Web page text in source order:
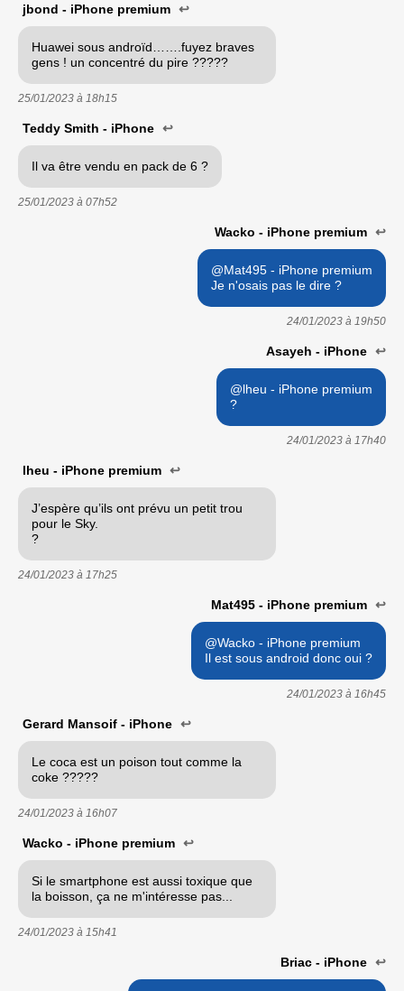
jbond - iPhone premium ↩
Huawei sous androïd…….fuyez braves
gens ! un concentré du pire ?????
25/01/2023 à 18h15
Teddy Smith - iPhone ↩
Il va être vendu en pack de 6 ?
25/01/2023 à 07h52
Wacko - iPhone premium ↩
@Mat495 - iPhone premium
Je n'osais pas le dire ?
24/01/2023 à 19h50
Asayeh - iPhone ↩
@lheu - iPhone premium
?
24/01/2023 à 17h40
lheu - iPhone premium ↩
J’espère qu’ils ont prévu un petit trou
pour le Sky.
?
24/01/2023 à 17h25
Mat495 - iPhone premium ↩
@Wacko - iPhone premium
Il est sous android donc oui ?
24/01/2023 à 16h45
Gerard Mansoif - iPhone ↩
Le coca est un poison tout comme la
coke ?????
24/01/2023 à 16h07
Wacko - iPhone premium ↩
Si le smartphone est aussi toxique que
la boisson, ça ne m'intéresse pas...
24/01/2023 à 15h41
Briac - iPhone ↩